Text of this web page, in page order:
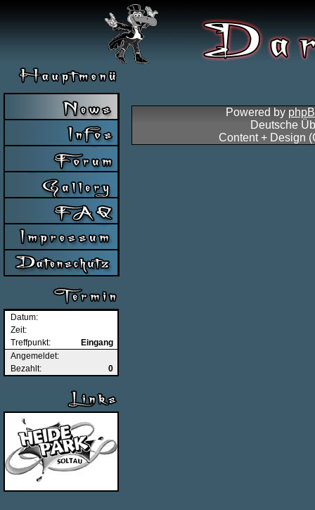
Datum:
Zeit:
Treffpunkt:
Eingang
Angemeldet:
Bezahlt:
0
Powered by
Deutsche
Content + Design